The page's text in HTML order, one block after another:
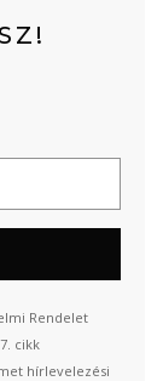
Rendelet
cikk
hírlevelezési